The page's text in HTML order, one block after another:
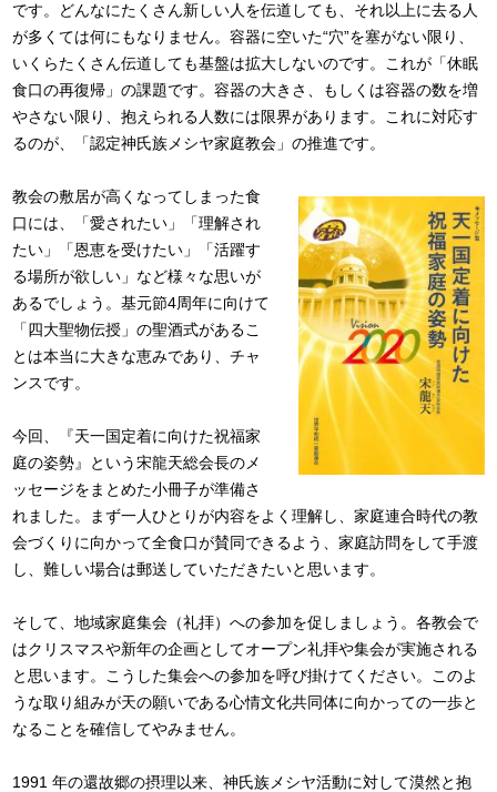
です。どんなにたくさん新しい人を伝道しても、それ以上に去る人
が多くては何にもなりません。容器に空いた“穴”を塞がない限り、
いくらたくさん伝道しても基盤は拡大しないのです。これが「休眠
食口の再復帰」の課題です。容器の大きさ、もしくは容器の数を増
やさない限り、抱えられる人数には限界があります。これに対応す
るのが、「認定神氏族メシヤ家庭教会」の推進です。
教会の敷居が高くなってしまった食
口には、「愛されたい」「理解され
たい」「恩恵を受けたい」「活躍す
る場所が欲しい」など様々な思いが
あるでしょう。基元節4周年に向けて
「四大聖物伝授」の聖酒式があるこ
とは本当に大きな恵みであり、チャ
ンスです。
今回、『天一国定着に向けた祝福家
庭の姿勢』という宋龍天総会長のメ
ッセージをまとめた小冊子が準備さ
れました。まず一人ひとりが内容をよく理解し、家庭連合時代の教
会づくりに向かって全食口が賛同できるよう、家庭訪問をして手渡
し、難しい場合は郵送していただきたいと思います。
そして、地域家庭集会（礼拝）への参加を促しましょう。各教会で
はクリスマスや新年の企画としてオープン礼拝や集会が実施される
と思います。こうした集会への参加を呼び掛けてください。このよ
うな取り組みが天の願いである心情文化共同体に向かっての一歩と
なることを確信してやみません。
1991 年の還故郷の摂理以来、神氏族メシヤ活動に対して漠然と抱